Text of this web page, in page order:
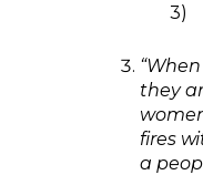
3)
they
fires
a